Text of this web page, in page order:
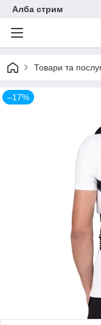
Алба стрим
Товари та
–17%